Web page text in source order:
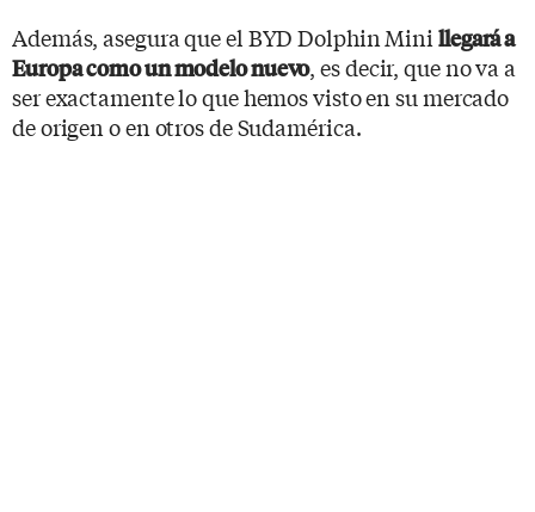
Además, asegura que el BYD Dolphin Mini llegará a
Europacomo un modelo nuevo, es decir, que no va a
ser exactamente lo que hemos visto en su mercado
de origen o en otros de Sudamérica.